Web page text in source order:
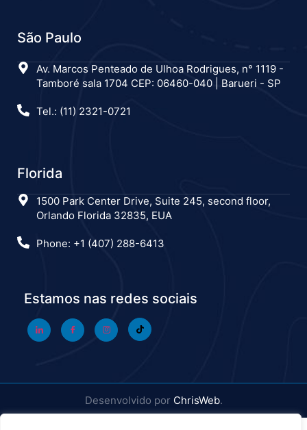
São Paulo
Av. Marcos Penteado de Ulhoa Rodrigues, n° 1119 -
Tamboré sala 1704 CEP: 06460-040 | Barueri - SP
Tel.: (11) 2321-0721
Florida
1500 Park Center Drive, Suite 245, second floor,
Orlando Florida 32835, EUA
Phone: +1 (407) 288-6413
Estamos nas redes sociais
Desenvolvido por ChrisWeb.